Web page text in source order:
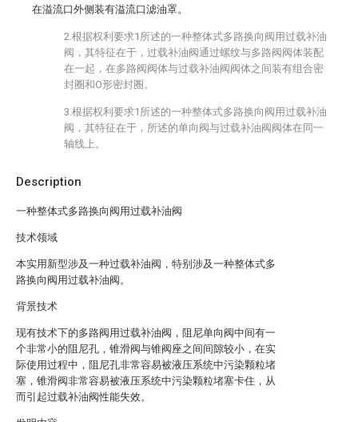
Description
一种整体式多路换向阀用过载补油阀
技术领域
本实用新型涉及一种过载补油阀，特别涉及一种整体式多
路换向阀用过载补油阀。
背景技术
现有技术下的多路阀用过载补油阀，阻尼单向阀中间有一
个非常小的阻尼孔，锥滑阀与锥阀座之间间隙较小，在实
际使用过程中，阻尼孔非常容易被液压系统中污染颗粒堵
塞，锥滑阀非常容易被液压系统中污染颗粒堵塞卡住，从
而引起过载补油阀性能失效。
在溢流口外侧装有溢流口滤油罩。
2.根据权利要求1所述的一种整体式多路换向阀用过载补油
阀，其特征在于，过载补油阀通过螺纹与多路阀阀体装配
在一起，在多路阀阀体与过载补油阀阀体之间装有组合密
封圈和O形密封圈。
3.根据权利要求1所述的一种整体式多路换向阀用过载补油
阀，其特征在于，所述的单向阀与过载补油阀阀体在同一
轴线上。